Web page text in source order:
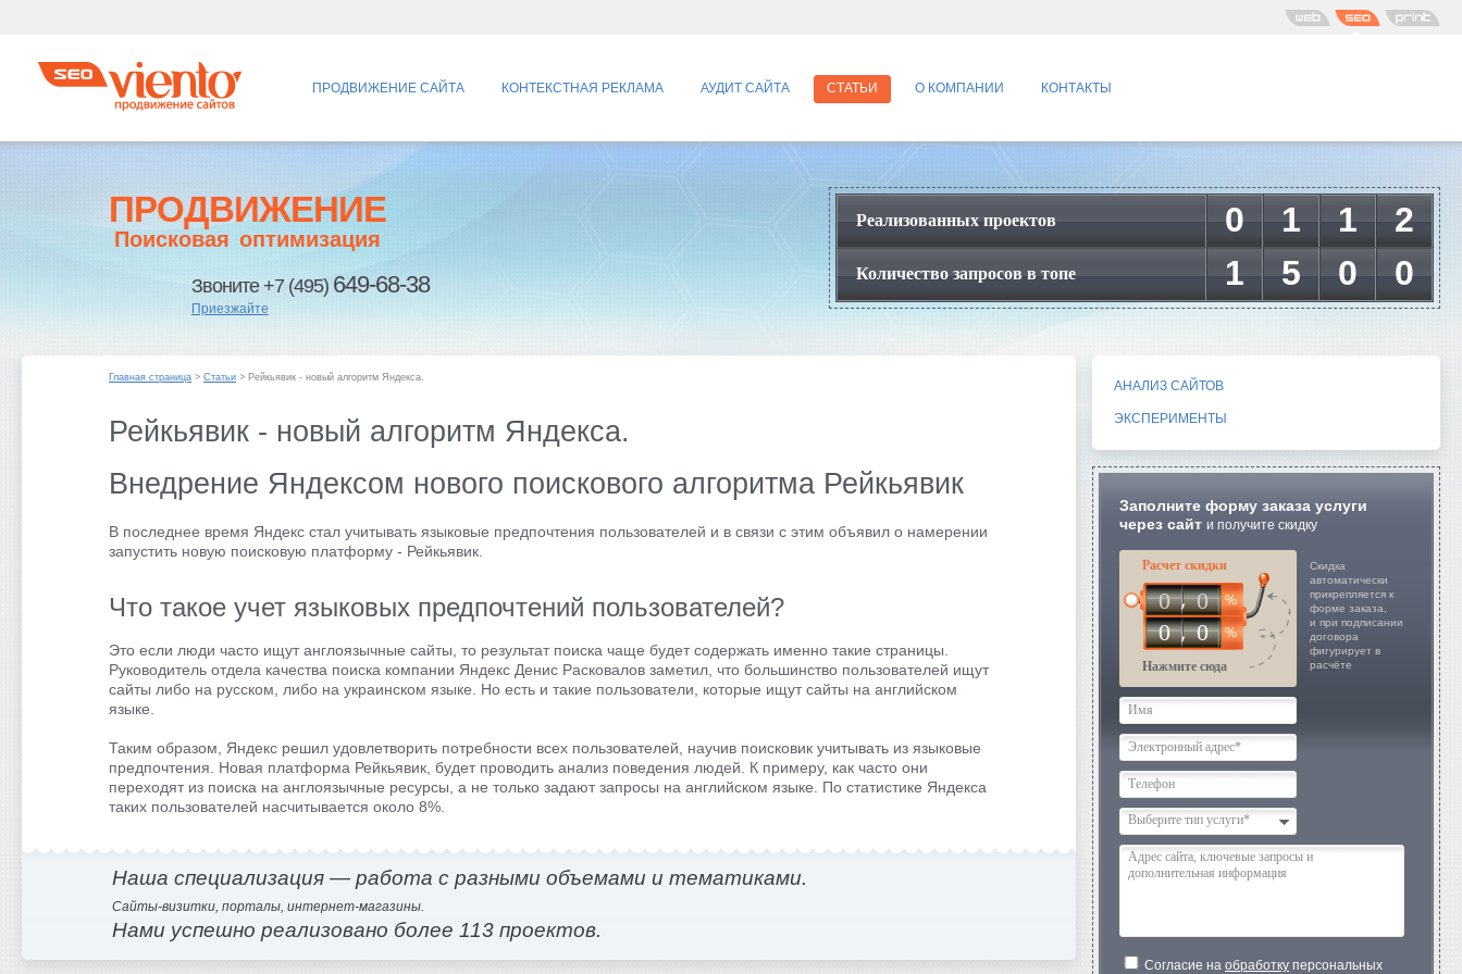
ПРОДВИЖЕНИЕ САЙТА КОНТЕКСТНАЯ РЕКЛАМА АУДИТ САЙТА СТАТЬИ О КОМПАНИИ КОНТАКТЫ
ПРОДВИЖЕНИЕ
Поисковая оптимизация
Звоните +7 (495) 649-68-38
Приезжайте
Реализованных проектов 0 1 1 2
Количество запросов в топе 1 5 0 0
АНАЛИЗ САЙТОВ
ЭКСПЕРИМЕНТЫ
Заполните форму заказа услуги
через сайт и получите скидку
Расчет скидки
0
0
0
0
Нажмите сюда
Выберите тип услуги*
Согласие на обработку персональных
Скидка
автоматически
прикрепляется к
форме заказа,
и при подписании
договора
фигурирует в
расчёте
Главная страница > Статьи > Рейкьявик - новый алгоритм Яндекса.
Рейкьявик - новый алгоритм Яндекса.
Внедрение Яндексом нового поискового алгоритма Рейкьявик
В последнее время Яндекс стал учитывать языковые предпочтения пользователей и в связи с этим объявил о намерении
запустить новую поисковую платформу - Рейкьявик.
Что такое учет языковых предпочтений пользователей?
Это если люди часто ищут англоязычные сайты, то результат поиска чаще будет содержать именно такие страницы.
Руководитель отдела качества поиска компании Яндекс Денис Расковалов заметил, что большинство пользователей ищут
сайты либо на русском, либо на украинском языке. Но есть и такие пользователи, которые ищут сайты на английском
языке.
Таким образом, Яндекс решил удовлетворить потребности всех пользователей, научив поисковик учитывать из языковые
предпочтения. Новая платформа Рейкьявик, будет проводить анализ поведения людей. К примеру, как часто они
переходят из поиска на англоязычные ресурсы, а не только задают запросы на английском языке. По статистике Яндекса
таких пользователей насчитывается около 8%.
Наша специализация — работа с разными объемами и тематиками.
Сайты-визитки, порталы, интернет-магазины.
Нами успешно реализовано более 113 проектов.